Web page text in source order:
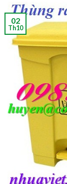
02
Th10